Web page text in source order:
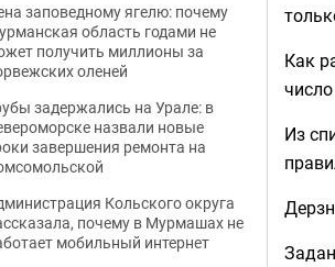
Как
Из
заповедному ягелю: почему
область годами не
получить миллионы за
оленей
задержались на Урале: в
назвали новые
завершения ремонта на
Кольского округа
почему в Мурмашах не
мобильный интернет